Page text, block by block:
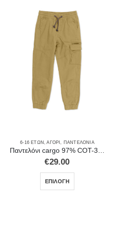
6-16 ΕΤΏΝ ,ΑΓΌΡΙ ΠΑΝΤΕΛΌΝΙΑ
€29.00
ΕΠΙΛΟΓΉ